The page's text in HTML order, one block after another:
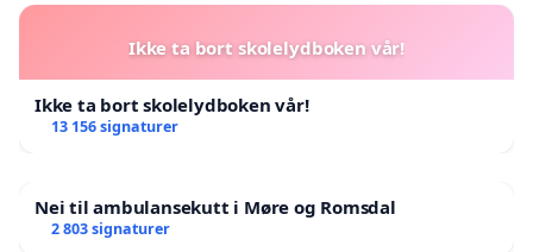
Ikke ta bort skolelydboken vår!
Ikke ta bort skolelydboken vår!
13 156 signaturer
Nei til ambulansekutt i Møre og Romsdal
2 803 signaturer